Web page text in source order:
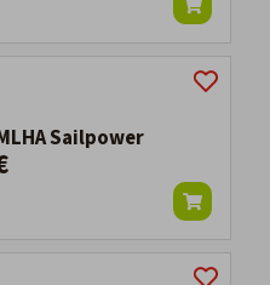
Sailpower